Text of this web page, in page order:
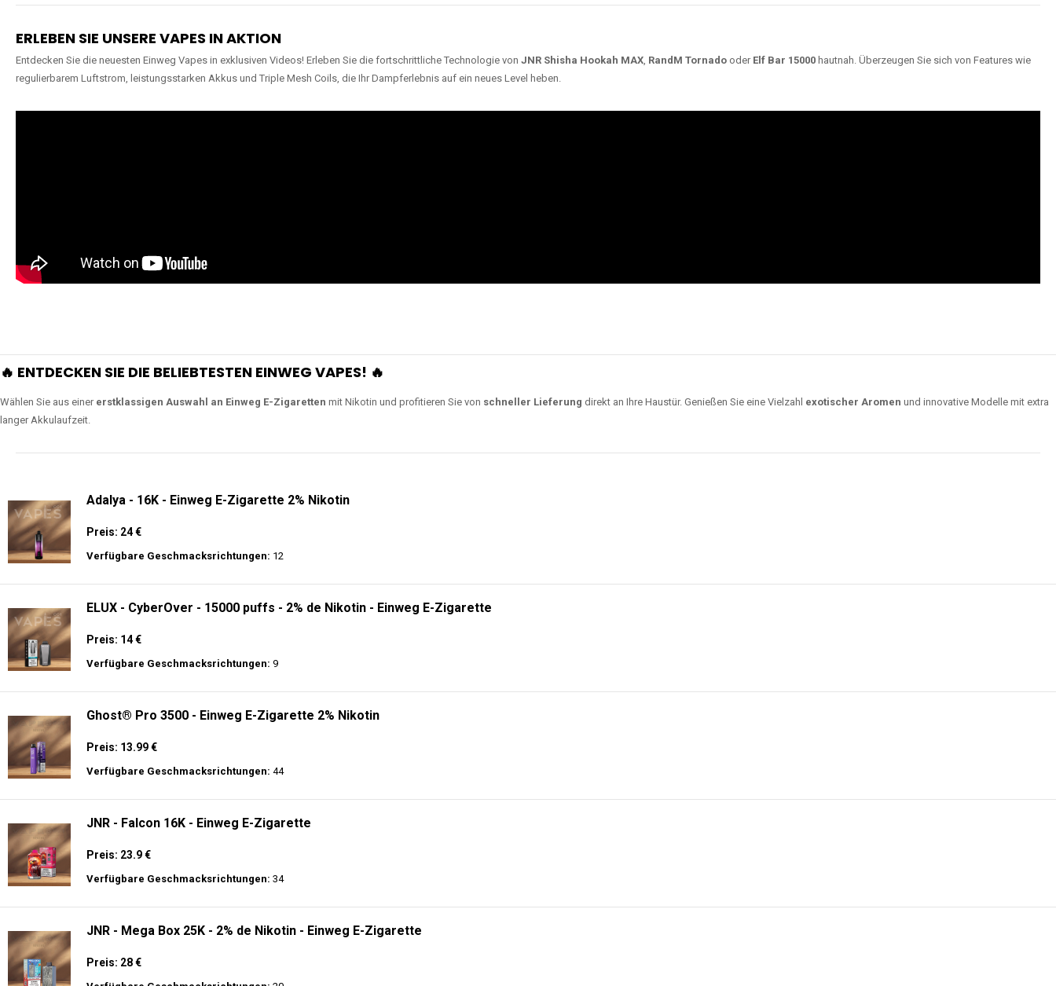
ERLEBEN SIE UNSERE VAPES IN AKTION
Entdecken Sie die neuesten Einweg Vapes in exklusiven Videos! Erleben Sie die fortschrittliche Technologie von JNR Shisha Hookah MAX, RandM Tornado oder Elf Bar 15000 hautnah. Überzeugen Sie sich von Features wie
regulierbarem Luftstrom, leistungsstarken Akkus und Triple Mesh Coils, die Ihr Dampferlebnis auf ein neues Level heben.
🔥 ENTDECKEN SIE DIE BELIEBTESTEN EINWEG VAPES! 🔥
Wählen Sie aus einer erstklassigen Auswahl an Einweg E-Zigaretten mit Nikotin und profitieren Sie von schneller Lieferung direkt an Ihre Haustür. Genießen Sie eine Vielzahl exotischer Aromen und innovative Modelle mit extra
langer Akkulaufzeit.
Adalya - 16K - Einweg E-Zigarette 2% Nikotin
Preis: 24 €
Verfügbare Geschmacksrichtungen: 12
ELUX - CyberOver - 15000 puffs - 2% de Nikotin - Einweg E-Zigarette
Preis: 14 €
Verfügbare Geschmacksrichtungen: 9
Ghost® Pro 3500 - Einweg E-Zigarette 2% Nikotin
Preis: 13.99 €
Verfügbare Geschmacksrichtungen: 44
JNR - Falcon 16K - Einweg E-Zigarette
Preis: 23.9 €
Verfügbare Geschmacksrichtungen: 34
JNR - Mega Box 25K - 2% de Nikotin - Einweg E-Zigarette
Preis: 28 €